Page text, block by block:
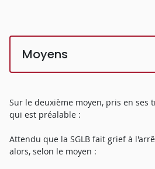
Moyens
Sur le deuxième moyen, pris en ses
qui est préalable :
Attendu que la SGLB fait grief à
alors, selon le moyen :